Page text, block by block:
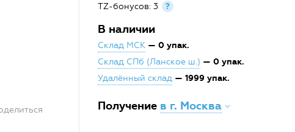
TZ-бонусов: 3 ?
В наличии
Склад МСК — 0 упак.
Склад СПб (Ланское ш.) — 0 упак.
Удалённый склад — 1999 упак.
Получение в г. Москва